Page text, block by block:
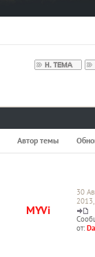
Автор темы
MYVi
30
от: